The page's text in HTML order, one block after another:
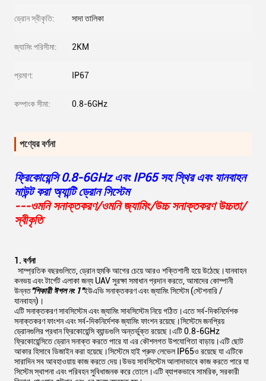
ড্রোন স্বীকৃতি: সাদা তালিকা
জ্যামিং পরিসীমা: 2KM
প্রমাণ: IP67
কম্পাংক সীমা: 0.8-6GHz
পণ্যের বর্ণনা
ফ্রিকোয়েন্সি 0.8-6GHz এবং IP65 সহ স্থির এবং যানবাহন
মাউন্ট করা অ্যান্টি ড্রোন সিস্টেম
---ওমনি সনাক্তকরণ/ওমনি জ্যামিং/উচ্চ সনাক্তকরণ উচ্চতা/
স্বীকৃতি
1. বর্ণনা
সাম্প্রতিক বছরগুলিতে, ড্রোন হুমকি আগের চেয়ে আরও শক্তিশালী হয়ে উঠেছে।যানবাহন
কনভয় এবং টার্গেট এলাকা জন্য UAV সুরক্ষা সমাধান প্রদান করতে, আমাদের কোম্পানী
উন্নত"শিকারী ঈগল নং 1"ইউএভি সনাক্তকরণ এবং জ্যামিং সিস্টেম (স্টেশনারি /
যানবাহন)।
এটি সনাক্তকরণ সাবসিস্টেম এবং জ্যামিং সাবসিস্টেম নিয়ে গঠিত।এতে সর্ব-দিকনির্দেশক
সনাক্তকরণ ফাংশন এবং সর্ব-দিকনির্দেশক জ্যামিং ফাংশন রয়েছে।সিস্টেমে জনপ্রিয়
ড্রোনগুলির প্রধান ফ্রিকোয়েন্সি ব্যান্ডগুলি অন্তর্ভুক্ত রয়েছে।এটি 0.8-6GHz
ফ্রিকোয়েন্সিতে ড্রোন সনাক্ত করতে পারে যা এর কৌশলগত উপযোগিতা বাড়ায়।এটি ছোট
আকার হিসাবে ডিজাইন করা হয়েছে।সিস্টেমে হাই প্রুফ লেভেল IP65ও রয়েছে যা এটিকে
সারাদিন সব আবহাওয়ায় কাজ করতে দেয়।উভয় সাবসিস্টেম আলাদাভাবে কাজ করতে পারে যা
সিস্টেম স্থাপনা এবং পরিবহন সুবিধাজনক করে তোলে।এটি ব্যাপকভাবে সামরিক, সরকারী